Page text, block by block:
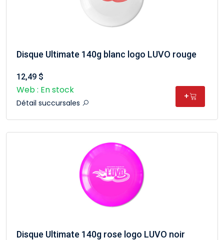
Disque Ultimate 140g blanc logo LUVO rouge
12,49 $
Web : En stock
Détail succursales
+
Disque Ultimate 140g rose logo LUVO noir